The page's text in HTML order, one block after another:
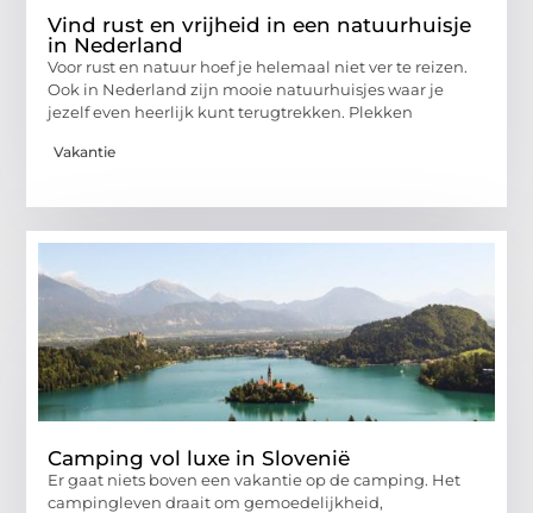
Vind rust en vrijheid in een natuurhuisje
in Nederland
Voor rust en natuur hoef je helemaal niet ver te reizen.
Ook in Nederland zijn mooie natuurhuisjes waar je
jezelf even heerlijk kunt terugtrekken. Plekken
Vakantie
Camping vol luxe in Slovenië
Er gaat niets boven een vakantie op de camping. Het
campingleven draait om gemoedelijkheid,